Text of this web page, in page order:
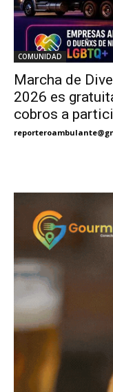
COMUNIDAD
Marcha de
2026 es
cobros a